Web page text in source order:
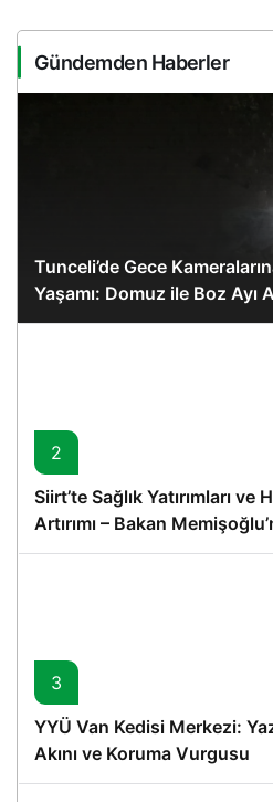
Gündemden Haberler
Tunceli’de Gece
Yaşamı: Domuz ile Boz Ayı
2
Siirt’te Sağlık Yatırımları
Artırımı – Bakan
3
YYÜ Van Kedisi Merkezi:
Akını ve Koruma Vurgusu